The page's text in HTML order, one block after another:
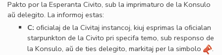
Pakto por la Esperanta Civito, sub la imprimaturo de la Konsulo
aŭ delegito. La informoj estas:
C: oﬁcialaj de la Civitaj instancoj, kiuj esprimas la oﬁcialan
starpunkton de la Civito pri specifa temo, sub responso de
la Konsulo, aŭ de ties delegito, markitaj per la simbolo
.